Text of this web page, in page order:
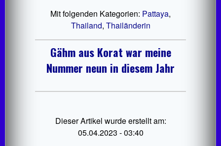
Mit folgenden Kategorien: Pattaya,
Thailand, Thailänderin
Gähm aus Korat war meine
Nummer neun in diesem Jahr
Dieser Artikel wurde erstellt am:
05.04.2023 - 03:40